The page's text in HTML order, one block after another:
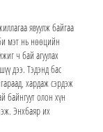
явуулж байгаа
мэт нь нөөцийн
ч бай агуулах
дээ. Тэдэнд бас
хардаж сэрдэж
байнгуут олон хүн
Энхбаяр их